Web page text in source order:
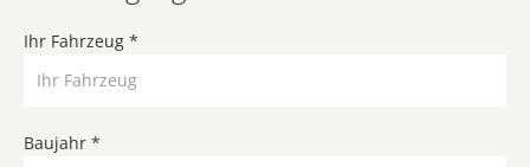
Ihr Fahrzeug *
Baujahr *